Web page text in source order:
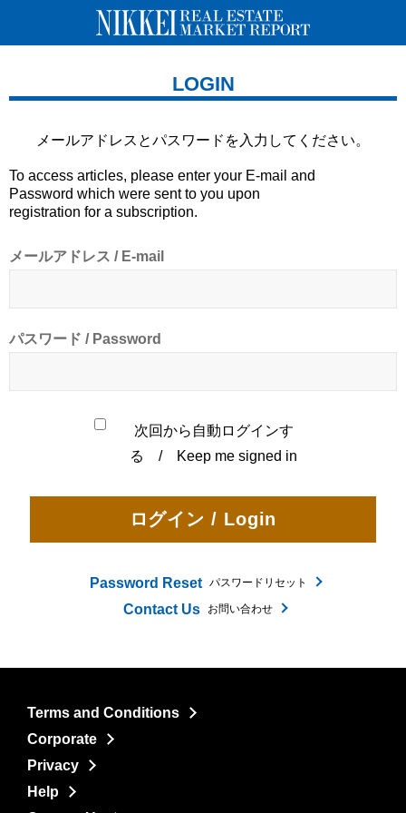
LOGIN
メールアドレスとパスワードを 入力してください。
To access articles, please enter your E-mail and
Password which were sent to you upon
registration for a subscription.
メールアドレス / E-mail
パスワード / Password
次回から自動ログインす
る / Keep me signed in
Password Reset パスワードリセット
Contact Us お問い合わせ
Terms and Conditions
Corporate
Privacy
Help